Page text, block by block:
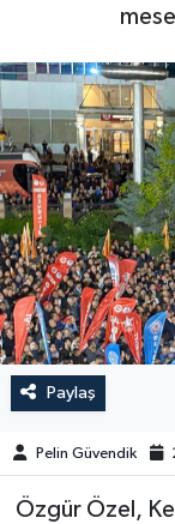
Paylaş
Pelin Güvendik
Özgür Özel,